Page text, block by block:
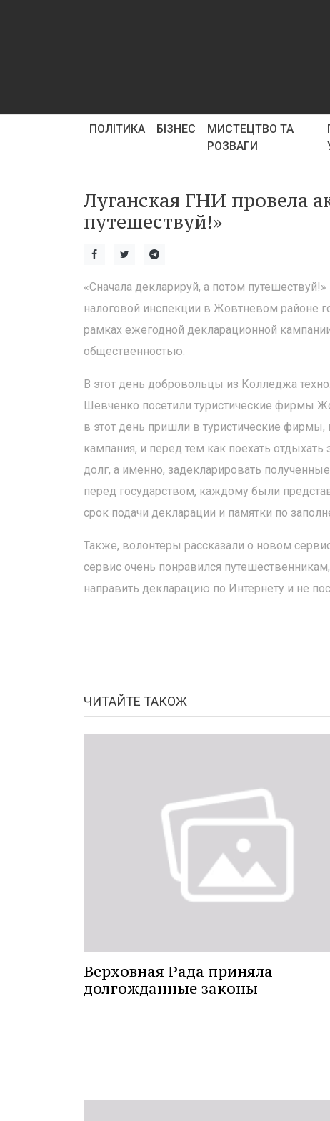
ПОЛІТИКА БІЗНЕС
МИСТЕЦТВО ТА
РОЗВАГИ
Луганская ГНИ провела
путешествуй!»
«Сначала декларируй, а потом
налоговой инспекции в Жовтневом районе
рамках ежегодной декларационной
общественностью.
В этот день добровольцы из Колледжа
Шевченко посетили туристические фирмы
в этот день пришли в туристические фирмы,
кампания, и перед тем как поехать
долг, а именно, задекларировать
перед государством, каждому были
срок подачи декларации и памятки по
Также, волонтеры рассказали о новом
сервис очень понравился
направить декларацию по Интернету и не
ЧИТАЙТЕ ТАКОЖ
Верховная Рада приняла
долгожданные законы